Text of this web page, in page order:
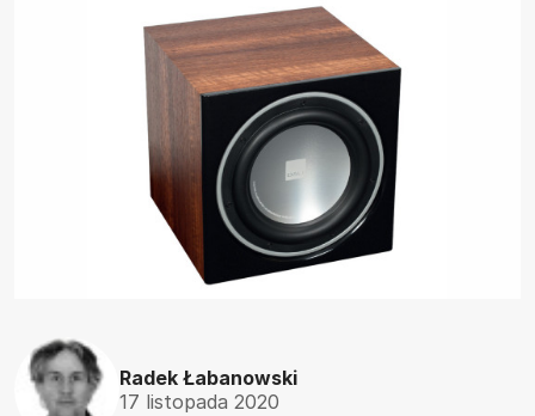
Radek Łabanowski
17 listopada 2020